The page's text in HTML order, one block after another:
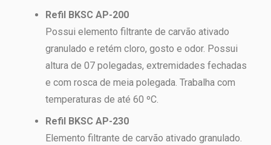
Refil BKSC AP-200
Possui elemento filtrante de carvão ativado
granulado e retém cloro, gosto e odor. Possui
altura de 07 polegadas, extremidades fechadas
e com rosca de meia polegada. Trabalha com
temperaturas de até 60 ºC.
Refil BKSC AP-230
Elemento filtrante de carvão ativado granulado.